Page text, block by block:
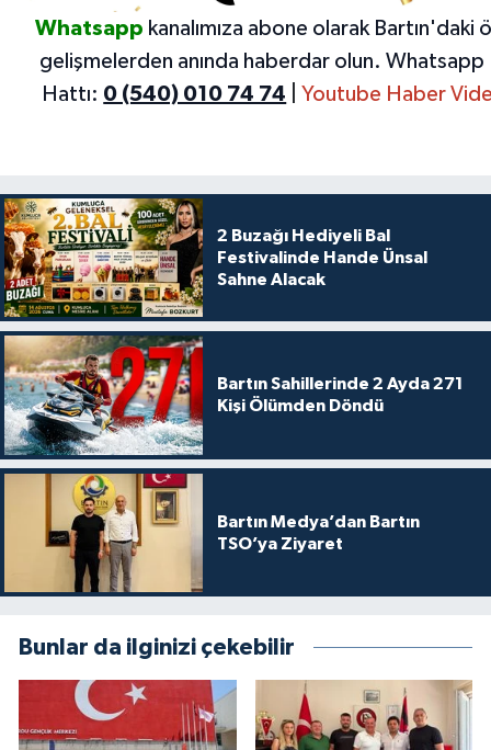
Whatsapp kanalımıza abone olarak Bartın'daki
gelişmelerden anında haberdar olun. Whatsapp
Hattı: 0 (540) 010 74 74 Youtube Haber
2 Buzağı Hediyeli Bal
Festivalinde Hande Ünsal
Sahne Alacak
Bartın Sahillerinde 2 Ayda 271
Kişi Ölümden Döndü
Bartın Medya’dan Bartın
TSO’ya Ziyaret
Bunlar da ilginizi çekebilir